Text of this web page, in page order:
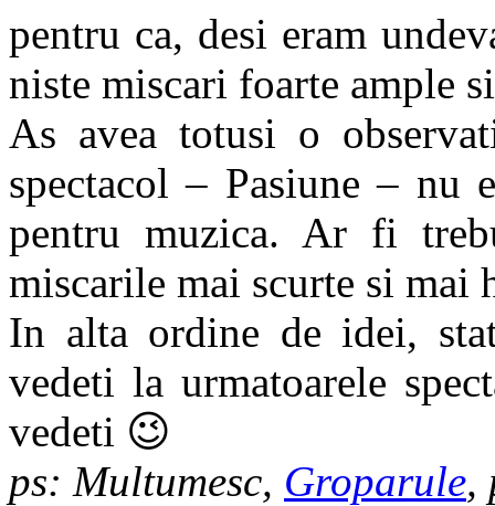
pentru ca, desi eram
niste miscari foarte ample
As avea totusi o
spectacol – Pasiune – nu
pentru muzica. Ar fi
miscarile mai scurte si mai
In alta ordine de idei,
vedeti la urmatoarele
vedeti 😉
ps: Multumesc, Groparule,